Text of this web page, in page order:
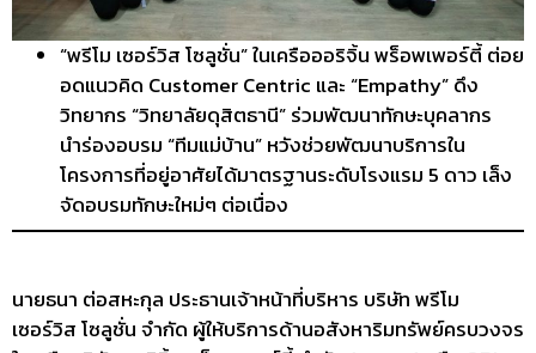
“พรีโม เซอร์วิส โซลูชั่น” ในเครือออริจิ้น พร็อพเพอร์ตี้ ต่อย
อดแนวคิด Customer Centric และ “Empathy” ดึง
วิทยากร “วิทยาลัยดุสิตธานี” ร่วมพัฒนาทักษะบุคลากร
นำร่องอบรม “ทีมแม่บ้าน” หวังช่วยพัฒนาบริการใน
โครงการที่อยู่อาศัยได้มาตรฐานระดับโรงแรม 5 ดาว เล็ง
จัดอบรมทักษะใหม่ๆ ต่อเนื่อง
นายธนา ต่อสหะกุล ประธานเจ้าหน้าที่บริหาร บริษัท พรีโม
เซอร์วิส โซลูชั่น จำกัด ผู้ให้บริการด้านอสังหาริมทรัพย์ครบวงจร